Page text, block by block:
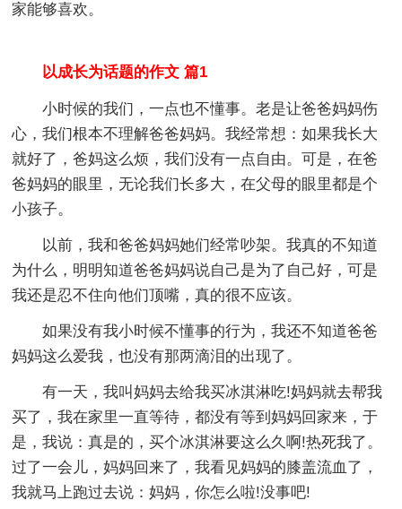
家能够喜欢。
以成长为话题的作文 篇1
小时候的我们，一点也不懂事。老是让爸爸妈妈伤
心，我们根本不理解爸爸妈妈。我经常想：如果我长大
就好了，爸妈这么烦，我们没有一点自由。可是，在爸
爸妈妈的眼里，无论我们长多大，在父母的眼里都是个
小孩子。
以前，我和爸爸妈妈她们经常吵架。我真的不知道
为什么，明明知道爸爸妈妈说自己是为了自己好，可是
我还是忍不住向他们顶嘴，真的很不应该。
如果没有我小时候不懂事的行为，我还不知道爸爸
妈妈这么爱我，也没有那两滴泪的出现了。
有一天，我叫妈妈去给我买冰淇淋吃!妈妈就去帮我
买了，我在家里一直等待，都没有等到妈妈回家来，于
是，我说：真是的，买个冰淇淋要这么久啊!热死我了。
过了一会儿，妈妈回来了，我看见妈妈的膝盖流血了，
我就马上跑过去说：妈妈，你怎么啦!没事吧!